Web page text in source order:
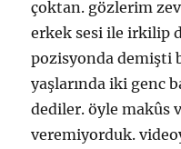
çoktan. gözlerim
erkek sesi ile irkilip
pozisyonda demişti
yaşlarında iki genc
dediler. öyle makûs
veremiyorduk.